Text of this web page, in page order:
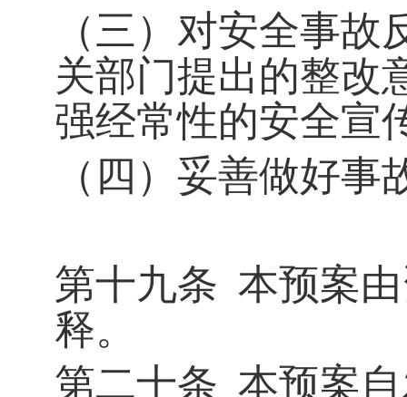
（三）对安全事
关部门提出的整改
强经常性的安全宣
（四）妥善做好
第十九条 本预案
释。
第二十条 本预案